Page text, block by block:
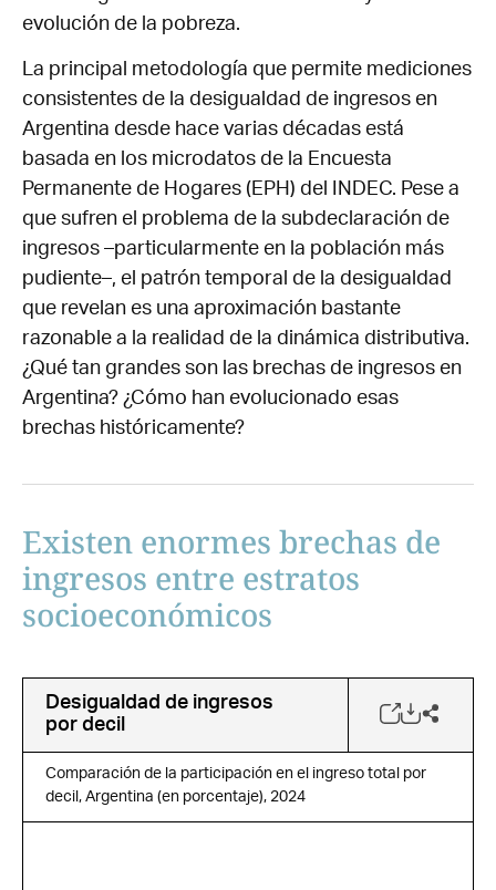
evolución de la pobreza.
La principal metodología que permite mediciones
consistentes de la desigualdad de ingresos en
Argentina desde hace varias décadas está
basada en los microdatos de la Encuesta
Permanente de Hogares (EPH) del INDEC. Pese a
que sufren el problema de la subdeclaración de
ingresos –particularmente en la población más
pudiente–, el patrón temporal de la desigualdad
que revelan es una aproximación bastante
razonable a la realidad de la dinámica distributiva.
¿Qué tan grandes son las brechas de ingresos en
Argentina? ¿Cómo han evolucionado esas
brechas históricamente?
Existen enormes brechas de
ingresos entre estratos
socioeconómicos
Desigualdad de ingresos
por decil
Comparación de la participación en el ingreso total por
decil, Argentina (en porcentaje), 2024